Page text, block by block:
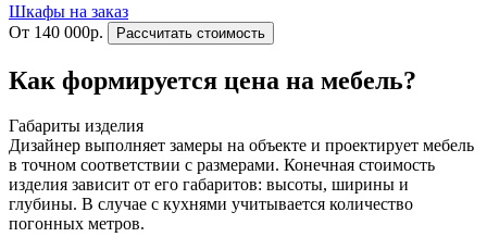
Шкафы на заказ
От 140 000р.
Рассчитать стоимость
Как формируется цена на мебель?
Габариты изделия
Дизайнер выполняет замеры на объекте и проектирует мебель
в точном соответствии с размерами. Конечная стоимость
изделия зависит от его габаритов: высоты, ширины и
глубины. В случае с кухнями учитывается количество
погонных метров.